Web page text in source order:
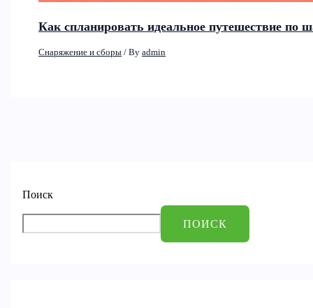
Поиск
ПОИСК
Как спланировать идеальное путешествие по
Снаряжение и сборы / Byadmin